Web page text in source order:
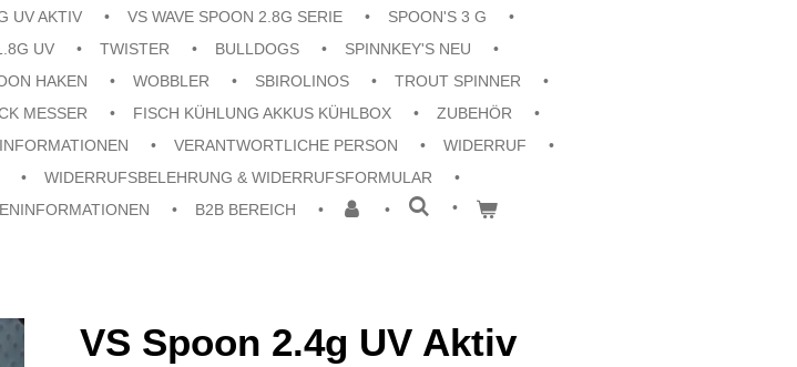
UV AKTIV VS WAVE SPOON 2.8G SERIE
SPOON'S 3 G
UV TWISTER BULLDOGS
SPINNKEY'S NEU
HAKEN WOBBLER SBIROLINOS
TROUT SPINNER
MESSER FISCH KÜHLUNG AKKUS KÜHLBOX
ZUBEHÖR
VERANTWORTLICHE PERSON
WIDERRUF
WIDERRUFSBELEHRUNG & WIDERRUFSFORMULAR
B2B BEREICH
VS Spoon 2.4g UV Aktiv